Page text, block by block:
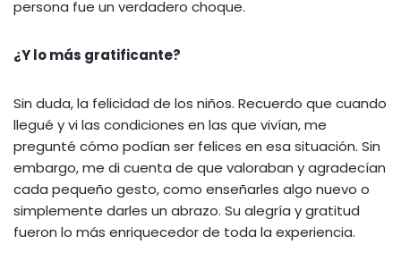
persona fue un verdadero choque.
¿Y lo más gratificante?
Sin duda, la felicidad de los niños. Recuerdo que cuando
llegué y vi las condiciones en las que vivían, me
pregunté cómo podían ser felices en esa situación. Sin
embargo, me di cuenta de que valoraban y agradecían
cada pequeño gesto, como enseñarles algo nuevo o
simplemente darles un abrazo. Su alegría y gratitud
fueron lo más enriquecedor de toda la experiencia.